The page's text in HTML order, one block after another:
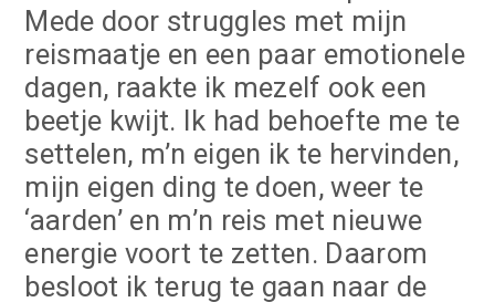
Mede door struggles met mijn
reismaatje en een paar emotionele
dagen, raakte ik mezelf ook een
beetje kwijt. Ik had behoefte me te
settelen, m’n eigen ik te hervinden,
mijn eigen ding te doen, weer te
‘aarden’ en m’n reis met nieuwe
energie voort te zetten. Daarom
besloot ik terug te gaan naar de